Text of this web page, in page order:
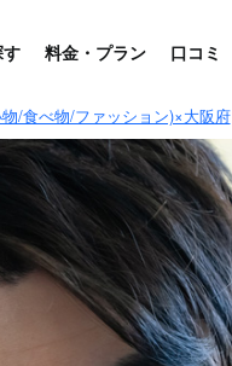
料金・プラン 口コミ
/食べ物/ファッション)×大阪府